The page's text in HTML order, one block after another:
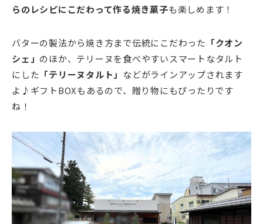
らのレシピにこだわって作る焼き菓子も楽しめます！
バターの製法から焼き方まで伝統にこだわった 「クオン
シェ」 のほか、テリーヌを食べやすいスマートなタルト
にした 「テリーヌタルト」 などがラインアップされます
よ♪ギフトBOXもあるので、贈り物にもぴったりです
ね！